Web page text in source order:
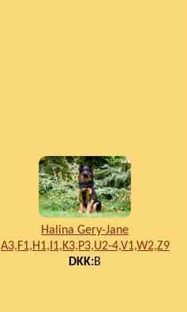
Halina Gery-Jane
A3,F1,H1,I1,K3,P3,U2-4,V1,W2,Z9
DKK:B